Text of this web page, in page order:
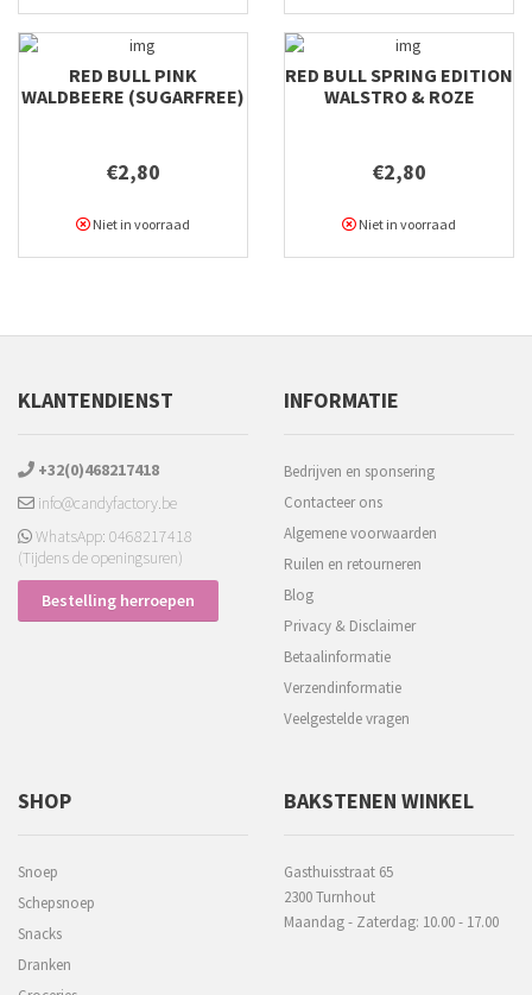
RED BULL PINK
WALDBEERE (SUGARFREE)
€2,80
Niet in voorraad
RED BULL SPRING EDITION
WALSTRO & ROZE
€2,80
Niet in voorraad
KLANTENDIENST
+32(0)468217418
info@candyfactory.be
WhatsApp: 0468217418
(Tijdens de openingsuren)
Bestelling herroepen
INFORMATIE
Bedrijven en sponsering
Contacteer ons
Algemene voorwaarden
Ruilen en retourneren
Blog
Privacy & Disclaimer
Betaalinformatie
Verzendinformatie
Veelgestelde vragen
SHOP
Snoep
Schepsnoep
Snacks
Dranken
BAKSTENEN WINKEL
Gasthuisstraat 65
2300 Turnhout
Maandag - Zaterdag: 10.00 - 17.00